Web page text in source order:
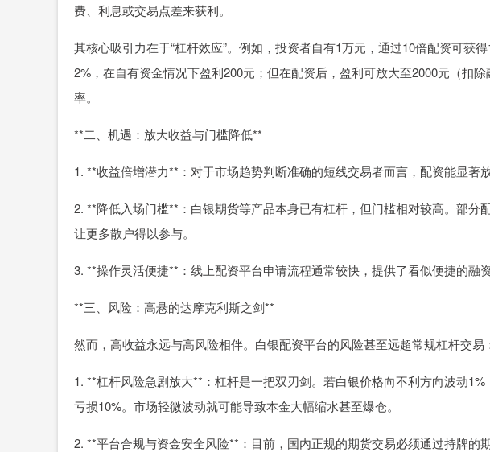
费、利息或交易点差来获利。
其核心吸引力在于“杠杆效应”。例如，投资者自有1万元，通过10倍配资可获
2%，在自有资金情况下盈利200元；但在配资后，盈利可放大至2000元（扣
率。
**二、机遇：放大收益与门槛降低**
1. **收益倍增潜力**：对于市场趋势判断准确的短线交易者而言，配资能显著
2. **降低入场门槛**：白银期货等产品本身已有杠杆，但门槛相对较高。部分
让更多散户得以参与。
3. **操作灵活便捷**：线上配资平台申请流程通常较快，提供了看似便捷的融资
**三、风险：高悬的达摩克利斯之剑**
然而，高收益永远与高风险相伴。白银配资平台的风险甚至远超常规杠杆交易
1. **杠杆风险急剧放大**：杠杆是一把双刃剑。若白银价格向不利方向波动
亏损10%。市场轻微波动就可能导致本金大幅缩水甚至爆仓。
2. **平台合规与资金安全风险**：目前，国内正规的期货交易必须通过持牌的